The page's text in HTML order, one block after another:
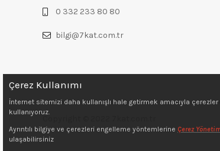
0 332 233 80 80
bilgi@7kat.com.tr
Çerez Kullanımı
İnternet sitemizi daha kullanışlı hale getirmek amacıyla
kullanıyoruz.
Ayrıntılı bilgiye ve çerezleri engelleme yöntemlerine Çerez
ulaşabilirsiniz